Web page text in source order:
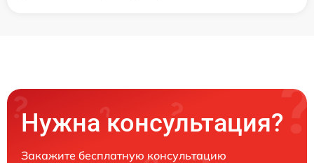
Нужна консультация?
Закажите бесплатную консультацию